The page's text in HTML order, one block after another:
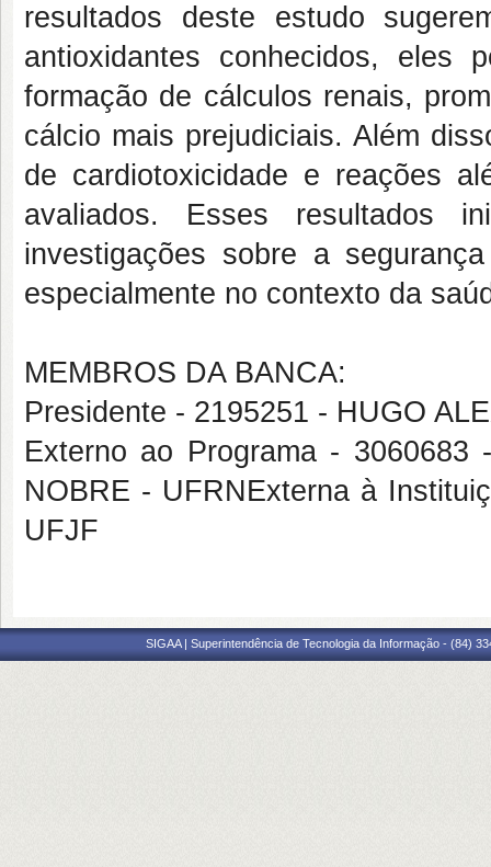
resultados deste estudo
antioxidantes conhecidos, eles
formação de cálculos renais,
cálcio mais prejudiciais. Além
de cardiotoxicidade e reações
avaliados. Esses resultados
investigações sobre a
especialmente no contexto da
MEMBROS DA BANCA:
Presidente - 2195251 - HUGO
Externo ao Programa - 3060683
NOBRE - UFRNExterna à
UFJF
SIGAA | Superintendência de Tecnologia da Informação - (84)